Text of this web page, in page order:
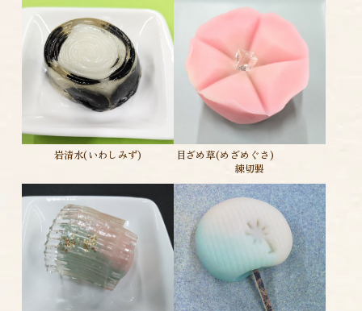
岩清水(いわしみず)
目ざめ草(めざめぐさ)
練切製